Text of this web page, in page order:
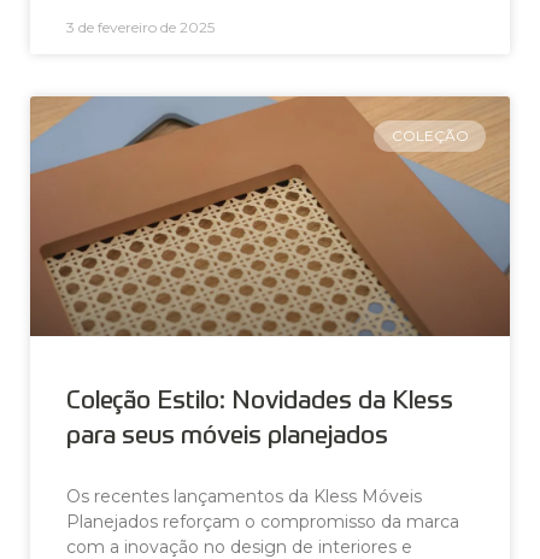
3 de fevereiro de 2025
COLEÇÃO
Coleção Estilo: Novidades da Kless
para seus móveis planejados
Os recentes lançamentos da Kless Móveis
Planejados reforçam o compromisso da marca
com a inovação no design de interiores e